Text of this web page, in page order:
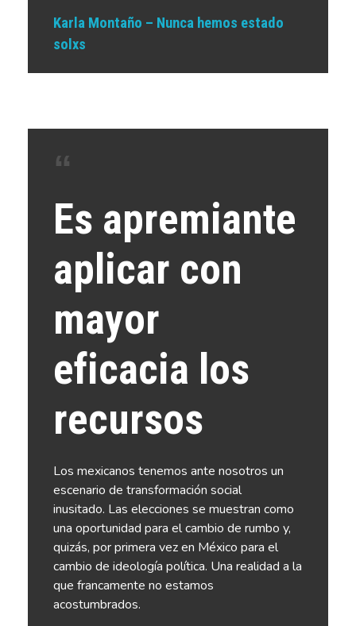
Karla Montaño – Nunca hemos estado
solxs
Es apremiante
aplicar con
mayor
eficacia los
recursos
Los mexicanos tenemos ante nosotros un
escenario de transformación social
inusitado. Las elecciones se muestran como
una oportunidad para el cambio de rumbo y,
quizás, por primera vez en México para el
cambio de ideología política. Una realidad a la
que francamente no estamos
acostumbrados.